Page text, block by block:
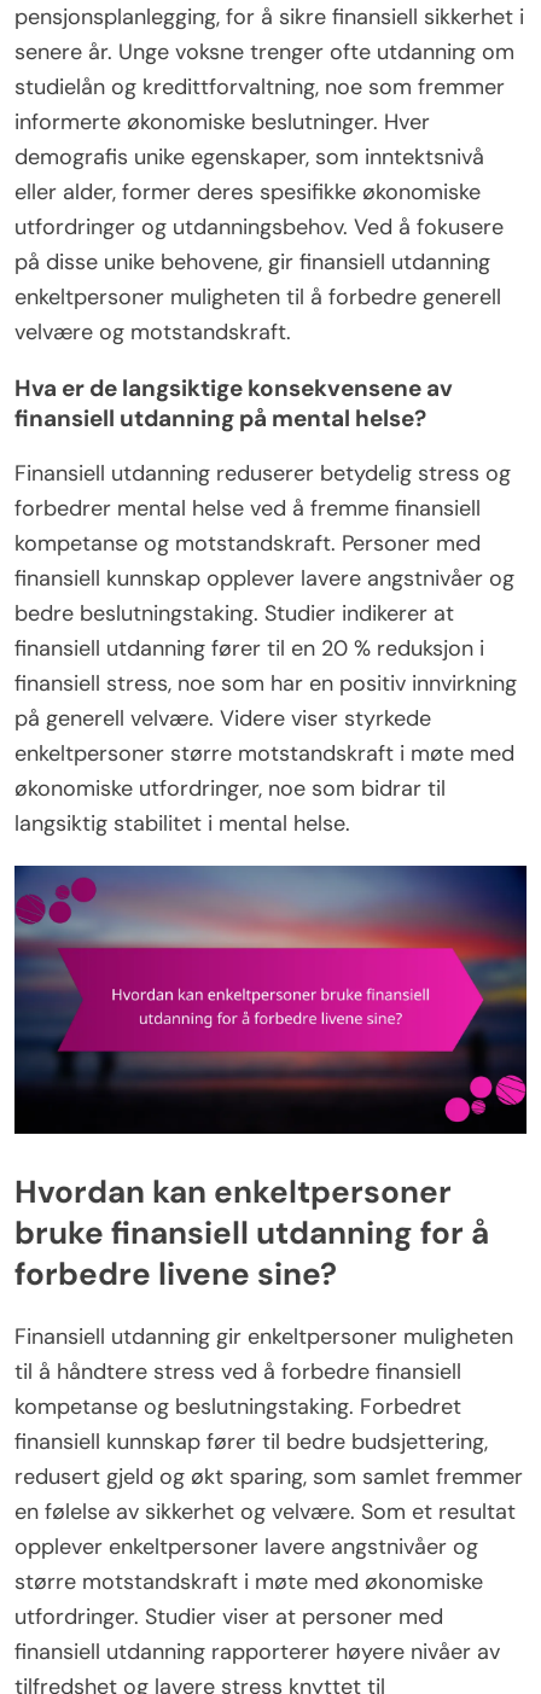
pensjonsplanlegging, for å sikre finansiell sikkerhet i
senere år. Unge voksne trenger ofte utdanning om
studielån og kredittforvaltning, noe som fremmer
informerte økonomiske beslutninger. Hver
demografis unike egenskaper, som inntektsnivå
eller alder, former deres spesifikke økonomiske
utfordringer og utdanningsbehov. Ved å fokusere
på disse unike behovene, gir finansiell utdanning
enkeltpersoner muligheten til å forbedre generell
velvære og motstandskraft.
Hva er de langsiktige konsekvensene av
finansiell utdanning på mental helse?
Finansiell utdanning reduserer betydelig stress og
forbedrer mental helse ved å fremme finansiell
kompetanse og motstandskraft. Personer med
finansiell kunnskap opplever lavere angstnivåer og
bedre beslutningstaking. Studier indikerer at
finansiell utdanning fører til en 20 % reduksjon i
finansiell stress, noe som har en positiv innvirkning
på generell velvære. Videre viser styrkede
enkeltpersoner større motstandskraft i møte med
økonomiske utfordringer, noe som bidrar til
langsiktig stabilitet i mental helse.
Hvordan kan enkeltpersoner
bruke finansiell utdanning for å
forbedre livene sine?
Finansiell utdanning gir enkeltpersoner muligheten
til å håndtere stress ved å forbedre finansiell
kompetanse og beslutningstaking. Forbedret
finansiell kunnskap fører til bedre budsjettering,
redusert gjeld og økt sparing, som samlet fremmer
en følelse av sikkerhet og velvære. Som et resultat
opplever enkeltpersoner lavere angstnivåer og
større motstandskraft i møte med økonomiske
utfordringer. Studier viser at personer med
finansiell utdanning rapporterer høyere nivåer av
tilfredshet og lavere stress knyttet til